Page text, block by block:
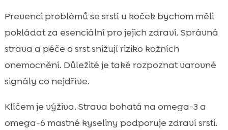
Prevenci problémů se srstí u koček bychom měli
pokládat za esenciální pro jejich zdraví. Správná
strava a péče o srst snižují riziko kožních
onemocnění. Důležité je také rozpoznat varovné
signály co nejdříve.
Klíčem je výživa. Strava bohatá na omega-3 a
omega-6 mastné kyseliny podporuje zdraví srsti.